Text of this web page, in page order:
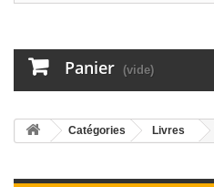
Panier (vide)
Catégories Livres